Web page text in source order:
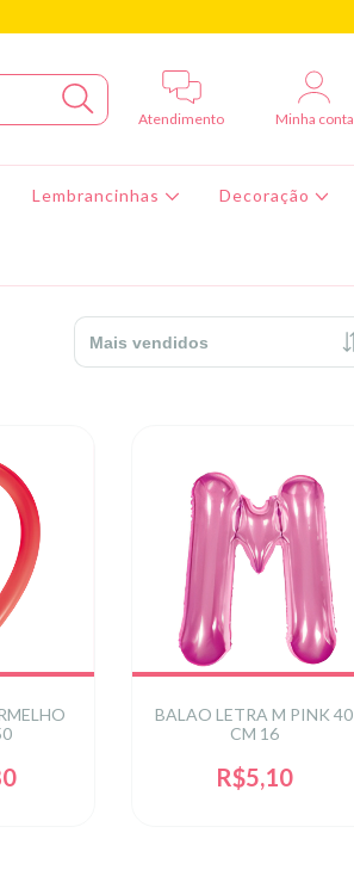
Atendimento Minha conta
Lembrancinhas Decoração
BALAO LETRA M PINK 40
CM 16
R$5,10